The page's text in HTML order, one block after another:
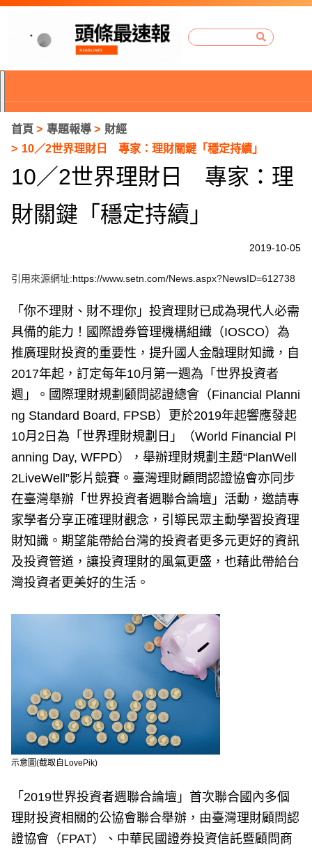
首頁 專題報導
財經
10／2世界理財日 專家：理財關鍵「穩定持續」
10／2世界理財日 專家：理
財關鍵「穩定持續」
2019-10-05
引用來源網址:https://www.setn.com/News.aspx?NewsID=612738
「你不理財、財不理你」投資理財已成為現代人必需
具備的能力！國際證券管理機構組織（IOSCO）為
推廣理財投資的重要性，提升國人金融理財知識，自
2017年起，訂定每年10月第一週為「世界投資者
週」。國際理財規劃顧問認證總會（Financial Planni
ng Standard Board, FPSB）更於2019年起響應發起
10月2日為「世界理財規劃日」（World Financial Pl
anning Day, WFPD），舉辦理財規劃主題“PlanWell
2LiveWell”影片競賽。臺灣理財顧問認證協會亦同步
在臺灣舉辦「世界投資者週聯合論壇」活動，邀請專
家學者分享正確理財觀念，引導民眾主動學習投資理
財知識。期望能帶給台灣的投資者更多元更好的資訊
及投資管道，讓投資理財的風氣更盛，也藉此帶給台
灣投資者更美好的生活。
示意圖(截取自LovePik)
「2019世界投資者週聯合論壇」首次聯合國內多個
理財投資相關的公協會聯合舉辦，由臺灣理財顧問認
證協會（FPAT）、中華民國證券投資信託暨顧問商